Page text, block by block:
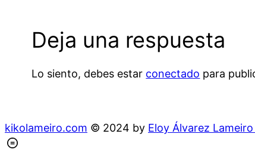
Deja una respuesta
Lo siento, debes estar conectado para
kikolameiro.com © 2024 by Eloy Álvarez Lameiro